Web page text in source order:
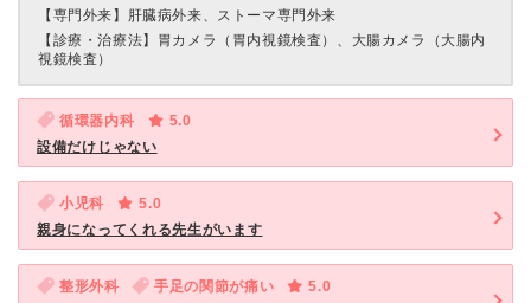
【専門外来】 肝臓病外来、ストーマ専門外来
【診療・治療法】 胃カメラ（胃内視鏡検査）、大腸カメラ（大腸内
視鏡検査）
循環器内科
5.0
設備だけじゃない
小児科
5.0
親身になってくれる先生がいます
整形外科 手足の関節が痛い
5.0